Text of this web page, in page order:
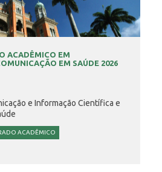
ACADÊMICO EM
EM SAÚDE 2026
e Informação Científica e
ACADÊMICO